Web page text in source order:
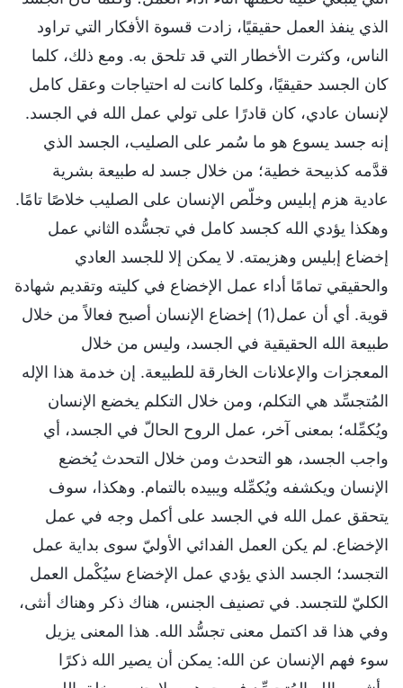
الذي ينفذ العمل حقيقيًا، زادت قسوة الأفكار التي تراود
الناس، وكثرت الأخطار التي قد تلحق به. ومع ذلك، كلما
كان الجسد حقيقيًا، وكلما كانت له احتياجات وعقل كامل
لإنسان عادي، كان قادرًا على تولي عمل الله في الجسد.
إنه جسد يسوع هو ما سُمر على الصليب، الجسد الذي
قدَّمه كذبيحة خطية؛ من خلال جسد له طبيعة بشرية
عادية هزم إبليس وخلّص الإنسان على الصليب خلاصًا تامًا.
وهكذا يؤدي الله كجسد كامل في تجسُّده الثاني عمل
إخضاع إبليس وهزيمته. لا يمكن إلا للجسد العادي
والحقيقي تمامًا أداء عمل الإخضاع في كليته وتقديم شهادة
قوية. أي أن عمل(1) إخضاع الإنسان أصبح فعالاً من خلال
طبيعة الله الحقيقية في الجسد، وليس من خلال
المعجزات والإعلانات الخارقة للطبيعة. إن خدمة هذا الإله
المُتجسِّد هي التكلم، ومن خلال التكلم يخضع الإنسان
ويُكمِّله؛ بمعنى آخر، عمل الروح الحالّ في الجسد، أي
واجب الجسد، هو التحدث ومن خلال التحدث يُخضع
الإنسان ويكشفه ويُكمِّله ويبيده بالتمام. وهكذا، سوف
يتحقق عمل الله في الجسد على أكمل وجه في عمل
الإخضاع. لم يكن العمل الفدائي الأوليّ سوى بداية عمل
التجسد؛ الجسد الذي يؤدي عمل الإخضاع سيُكْمل العمل
الكليّ للتجسد. في تصنيف الجنس، هناك ذكر وهناك أنثى،
وفي هذا قد اكتمل معنى تجسُّد الله. هذا المعنى يزيل
سوء فهم الإنسان عن الله: يمكن أن يصير الله ذكرًا